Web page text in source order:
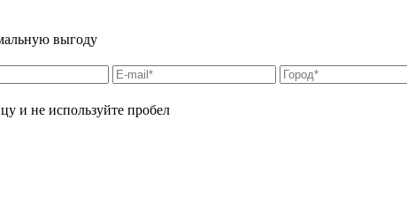
выгоду
и не используйте пробел